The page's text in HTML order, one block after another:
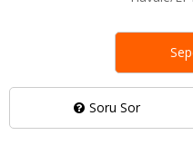
Soru Sor